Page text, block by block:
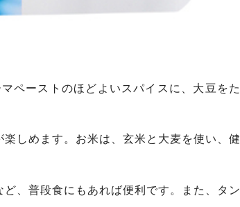
ペーストのほどよいスパイスに、大豆をた
しめます。お米は、玄米と大麦を使い、健
、普段食にもあれば便利です。また、タン